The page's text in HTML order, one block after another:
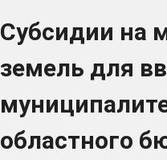
Субсидии на
земель для
областного